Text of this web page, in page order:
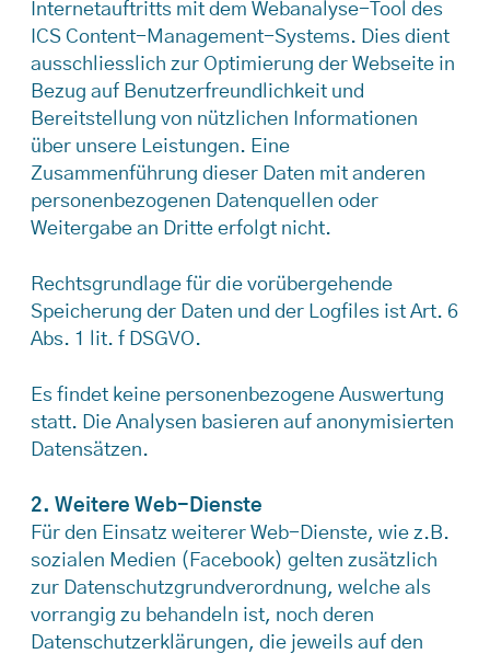
Internetauftritts mit dem Webanalyse-Tool des
ICS Content-Management-Systems. Dies dient
ausschliesslich zur Optimierung der Webseite in
Bezug auf Benutzerfreundlichkeit und
Bereitstellung von nützlichen Informationen
über unsere Leistungen. Eine
Zusammenführung dieser Daten mit anderen
personenbezogenen Datenquellen oder
Weitergabe an Dritte erfolgt nicht.
Rechtsgrundlage für die vorübergehende
Speicherung der Daten und der Logfiles ist Art. 6
Abs. 1 lit. f DSGVO.
Es findet keine personenbezogene Auswertung
statt. Die Analysen basieren auf anonymisierten
Datensätzen.
2. Weitere Web-Dienste
Für den Einsatz weiterer Web-Dienste, wie z.B.
sozialen Medien (Facebook) gelten zusätzlich
zur Datenschutzgrundverordnung, welche als
vorrangig zu behandeln ist, noch deren
Datenschutzerklärungen, die jeweils auf den